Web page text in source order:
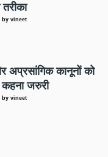
byvineet
अप्रसांगिक कानूनों को
कहना जरुरी
byvineet